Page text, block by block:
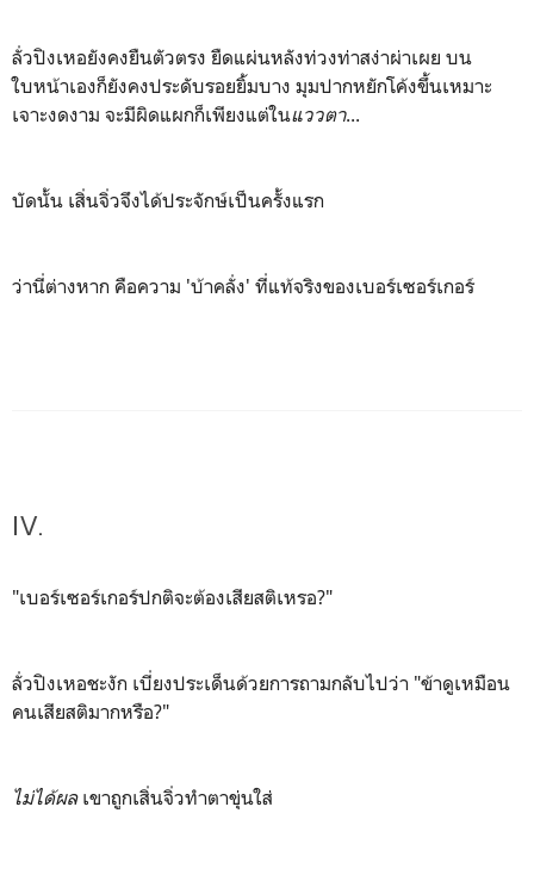
ลั่วปิงเหอยังคงยืนตัวตรง ยืดแผ่นหลังท่วงท่าสง่าผ่าเผย บน
ใบหน้าเองก็ยังคงประดับรอยยิ้มบาง มุมปากหยักโค้งขึ้นเหมาะ
เจาะงดงาม จะมีผิดแผกก็เพียงแต่ในแววตา...
บัดนั้น เสิ่นจิ่วจึงได้ประจักษ์เป็นครั้งแรก
ว่านี่ต่างหาก คือความ 'บ้าคลั่ง' ที่แท้จริงของเบอร์เซอร์เกอร์
IV.
"เบอร์เซอร์เกอร์ปกติจะต้องเสียสติเหรอ?"
ลั่วปิงเหอชะงัก เบี่ยงประเด็นด้วยการถามกลับไปว่า "ข้าดูเหมือน
คนเสียสติมากหรือ?"
ไม่ได้ผล เขาถูกเสิ่นจิ่วทำตาขุ่นใส่